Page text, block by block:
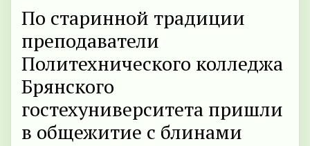
По старинной традиции
преподаватели
Политехнического колледжа
Брянского
гостехуниверситета пришли
в общежитие с блинами